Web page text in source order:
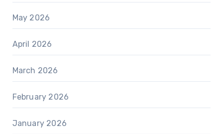
May 2026
April 2026
March 2026
February 2026
January 2026